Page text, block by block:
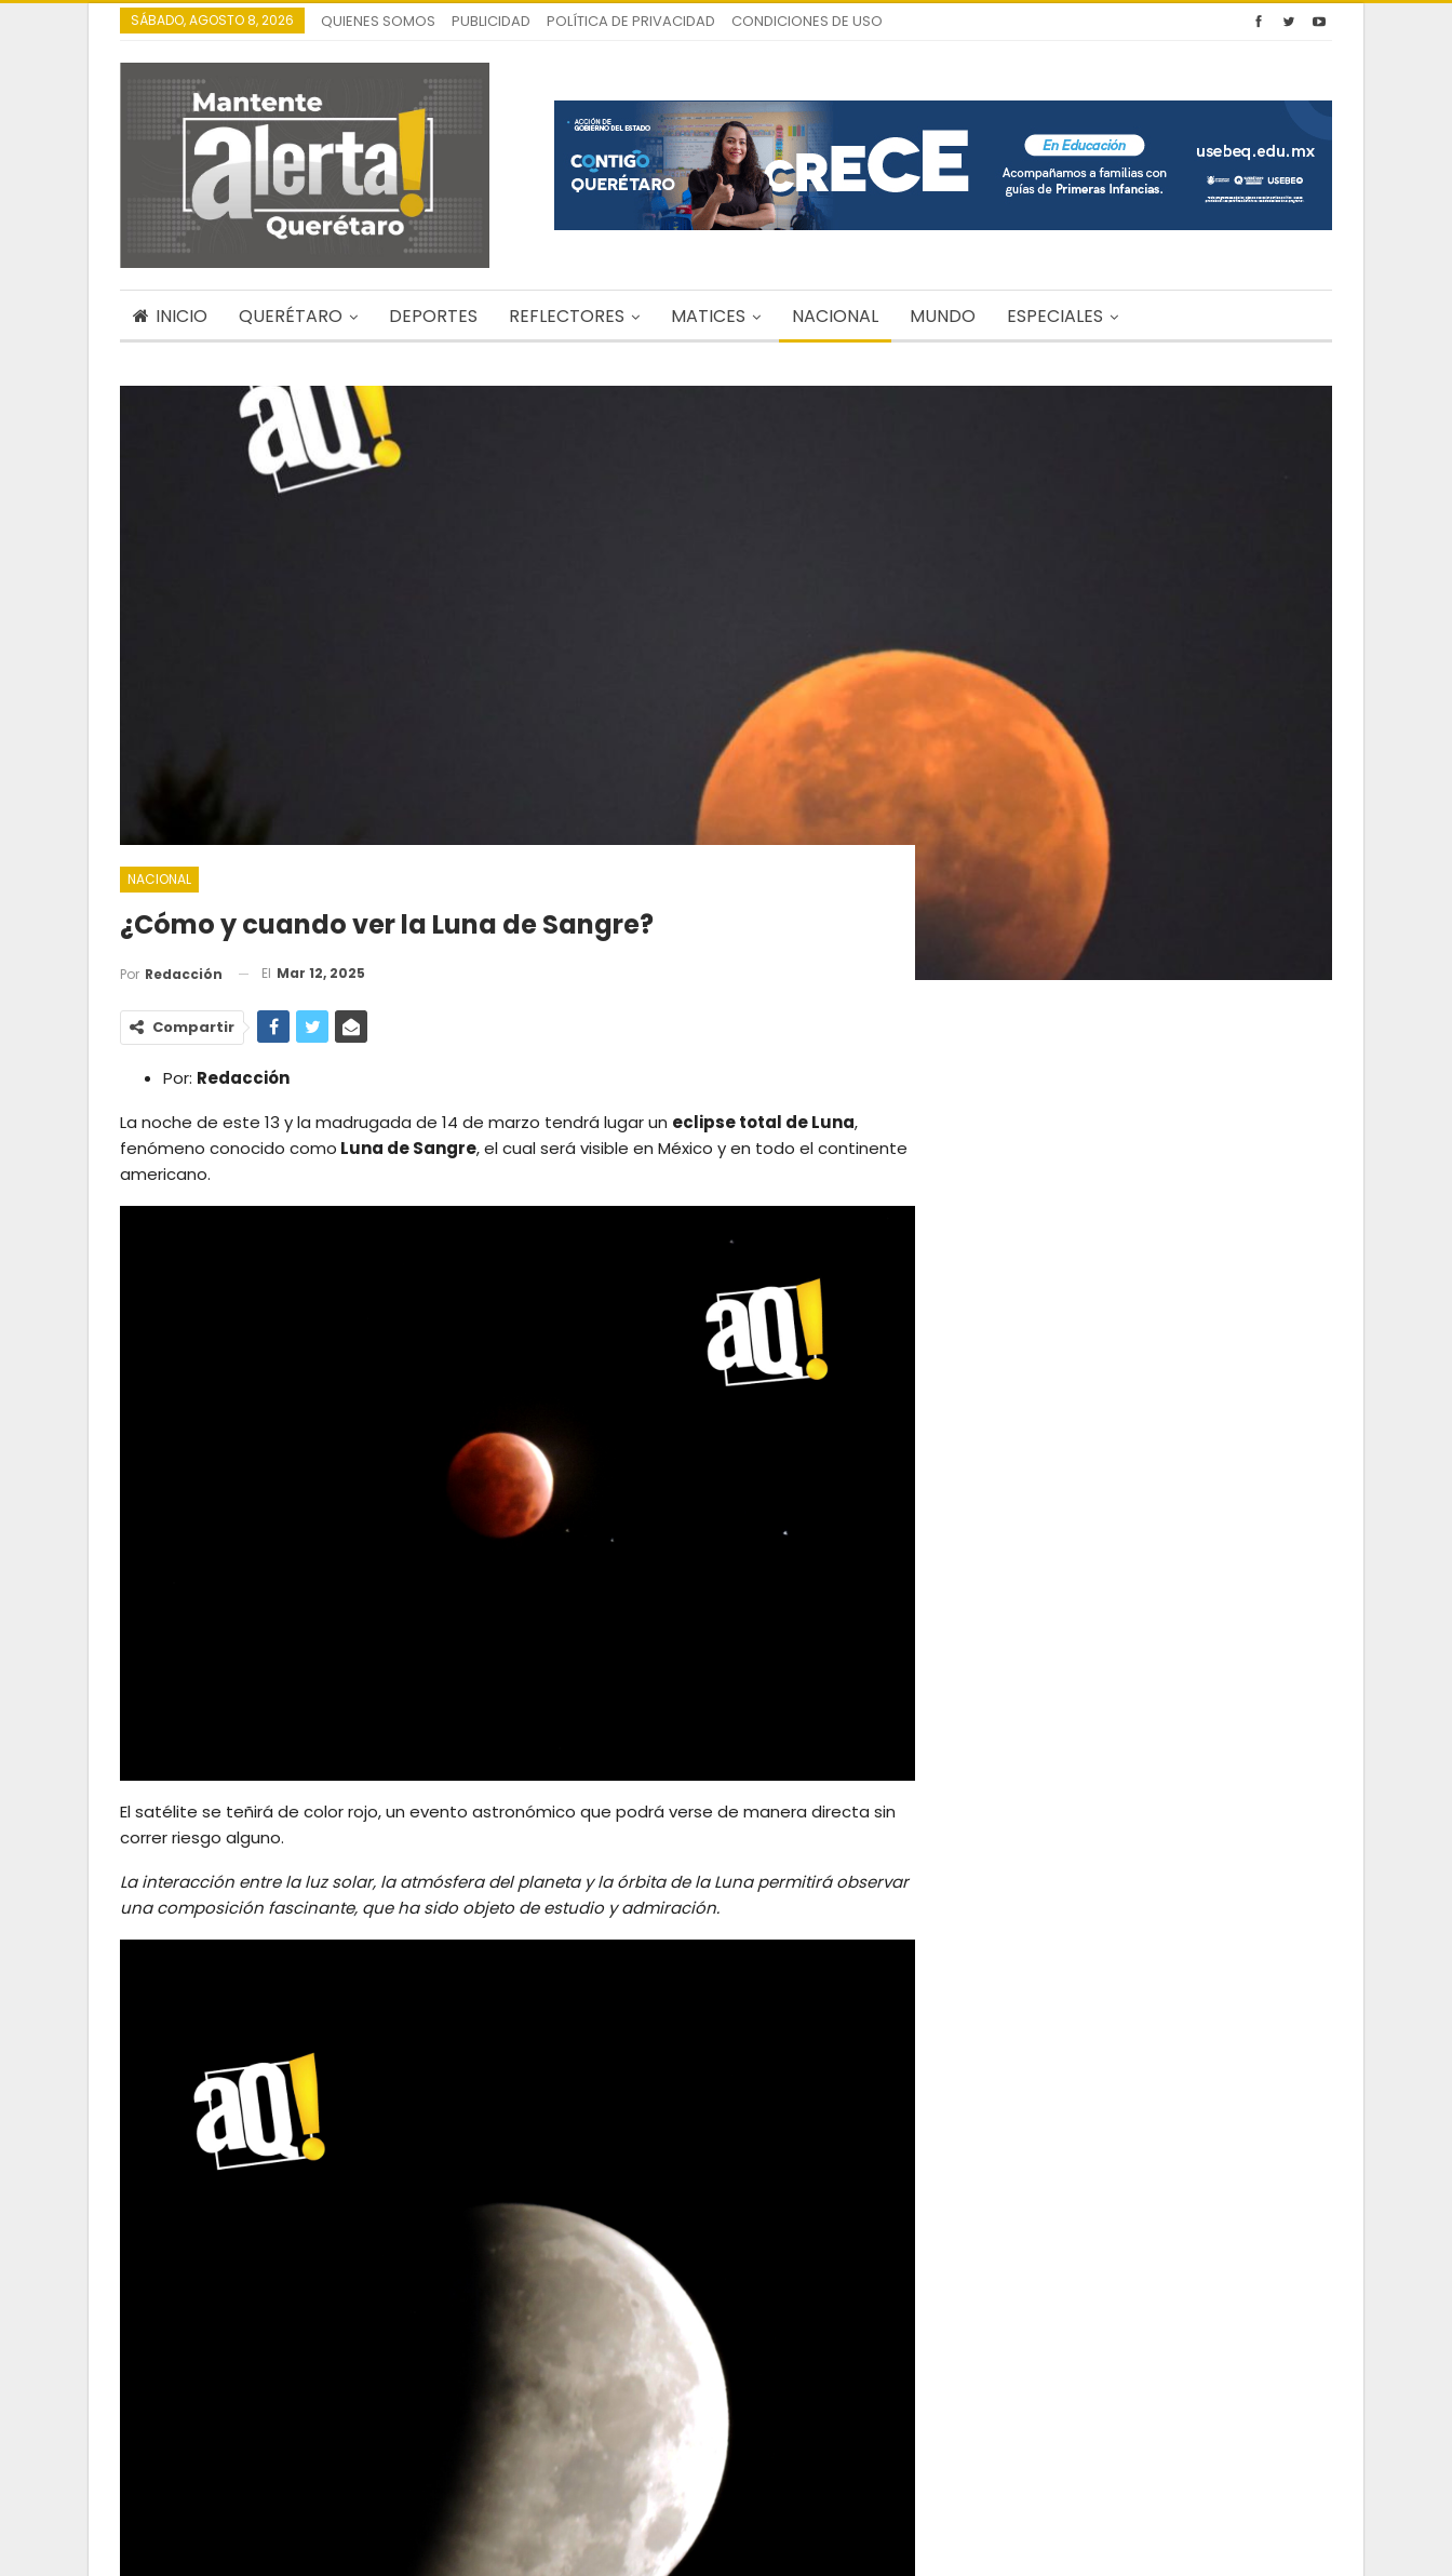
SÁBADO, AGOSTO 8, 2026 QUIENES SOMOS PUBLICIDAD POLÍTICA DE PRIVACIDAD CONDICIONES DE USO
INICIO QUERÉTARO DEPORTES REFLECTORES MATICES NACIONAL MUNDO ESPECIALES
NACIONAL
¿Cómo y cuando ver la Luna de Sangre?
Por Redacción El Mar 12, 2025
Compartir
Por: Redacción
La noche de este 13 y la madrugada de 14 de marzo tendrá lugar un eclipse total de Luna,
fenómeno conocido como Luna de Sangre, el cual será visible en México y en todo el continente
americano.
El satélite se teñirá de color rojo, un evento astronómico que podrá verse de manera directa sin
correr riesgo alguno.
La interacción entre la luz solar, la atmósfera del planeta y la órbita de la Luna permitirá observar
una composición fascinante, que ha sido objeto de estudio y admiración.